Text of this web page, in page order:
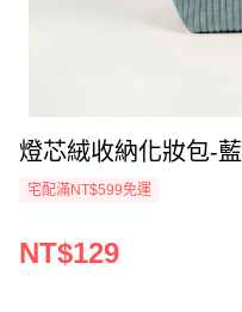
燈芯絨收納化妝包-藍
宅配滿NT$599免運
NT$129